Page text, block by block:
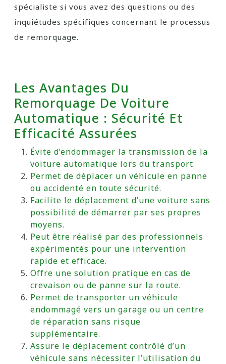
spécialiste si vous avez des questions ou des
inquiétudes spécifiques concernant le processus
de remorquage.
Les Avantages Du
Remorquage De Voiture
Automatique : Sécurité Et
Efficacité Assurées
Évite d’endommager la transmission de la
voiture automatique lors du transport.
Permet de déplacer un véhicule en panne
ou accidenté en toute sécurité.
Facilite le déplacement d’une voiture sans
possibilité de démarrer par ses propres
moyens.
Peut être réalisé par des professionnels
expérimentés pour une intervention
rapide et efficace.
Offre une solution pratique en cas de
crevaison ou de panne sur la route.
Permet de transporter un véhicule
endommagé vers un garage ou un centre
de réparation sans risque
supplémentaire.
Assure le déplacement contrôlé d’un
véhicule sans nécessiter l’utilisation du